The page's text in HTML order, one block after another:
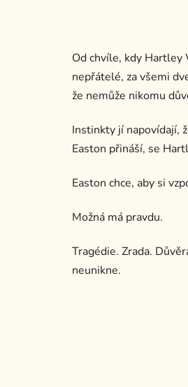
Od chvíle, kdy Hartley
nepřátelé, za všemi
že nemůže nikomu
Instinkty jí napovídají,
Easton přináší, se
Easton chce, aby si
Možná má pravdu.
Tragédie. Zrada.
neunikne.